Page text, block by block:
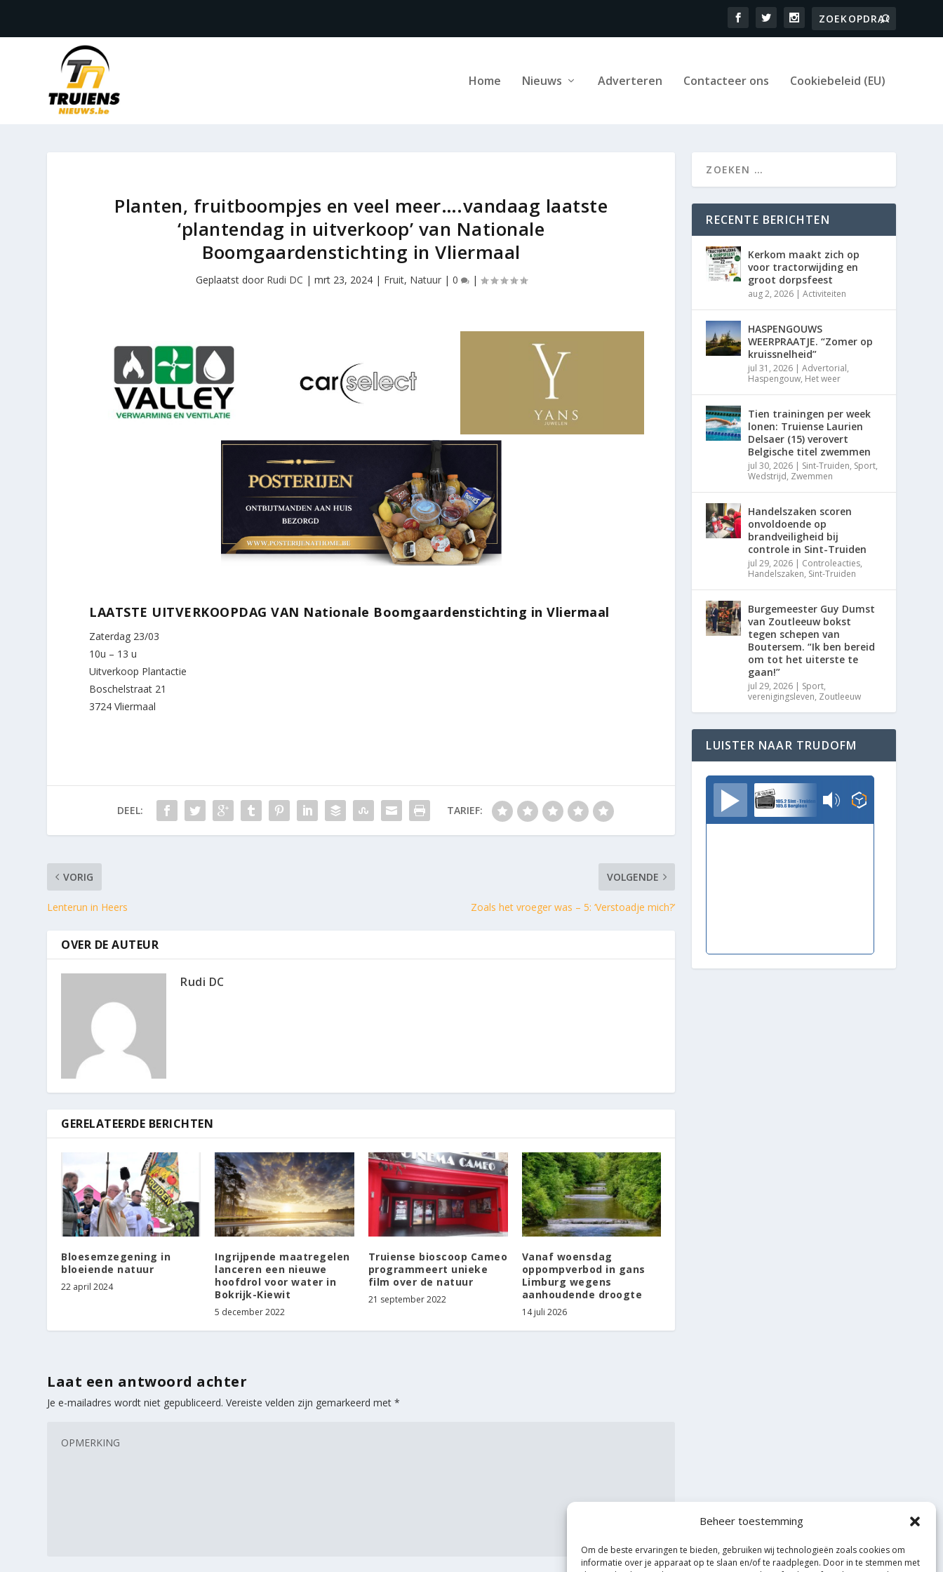
Beheer toestemming
Om de beste ervaringen te bieden, gebruiken wij technologieën zoals cookies om
informatie over je apparaat op te slaan en/of te raadplegen. Door in te stemmen met
Home Nieuws Adverteren Contacteer ons Cookiebeleid (EU)
Planten, fruitboompjes en veel meer….vandaag laatste
‘plantendag in uitverkoop’ van Nationale
Boomgaardenstichting in Vliermaal
Geplaatst door Rudi DC | mrt 23, 2024| Fruit, Natuur| 0 |
LAATSTE UITVERKOOPDAG VAN Nationale Boomgaardenstichting in Vliermaal
Zaterdag 23/03
10u – 13 u
Uitverkoop Plantactie
Boschelstraat 21
3724 Vliermaal
DEEL: TARIEF:
VORIG
Lenterun in Heers
VOLGENDE
Zoals het vroeger was – 5: ‘Verstoadje mich?’
OVER DE AUTEUR
Rudi DC
GERELATEERDE BERICHTEN
Bloesemzegening in
bloeiende natuur
22 april 2024
Ingrijpende maatregelen
lanceren een nieuwe
hoofdrol voor water in
Bokrijk-Kiewit
5 december 2022
Truiense bioscoop Cameo
programmeert unieke
film over de natuur
21 september 2022
Vanaf woensdag
oppompverbod in gans
Limburg wegens
aanhoudende droogte
14 juli 2026
Laat een antwoord achter
Je e-mailadres wordt niet gepubliceerd. Vereiste velden zijn gemarkeerd met*
RECENTE BERICHTEN
Kerkom maakt zich op
voor tractorwijding en
groot dorpsfeest
aug 2, 2026 |Activiteiten
HASPENGOUWS
WEERPRAATJE. “Zomer op
kruissnelheid”
jul 31, 2026 |Advertorial,
Haspengouw, Het weer
Tien trainingen per week
lonen: Truiense Laurien
Delsaer (15) verovert
Belgische titel zwemmen
jul 30, 2026 | Sint-Truiden, Sport,
Wedstrijd, Zwemmen
Handelszaken scoren
onvoldoende op
brandveiligheid bij
controle in Sint-Truiden
jul 29, 2026 | Controleacties,
Handelszaken, Sint-Truiden
Burgemeester Guy Dumst
van Zoutleeuw bokst
tegen schepen van
Boutersem. “Ik ben bereid
om tot het uiterste te
gaan!”
jul 29, 2026 | Sport,
verenigingsleven, Zoutleeuw
LUISTER NAAR TRUDOFM
TrudoFM